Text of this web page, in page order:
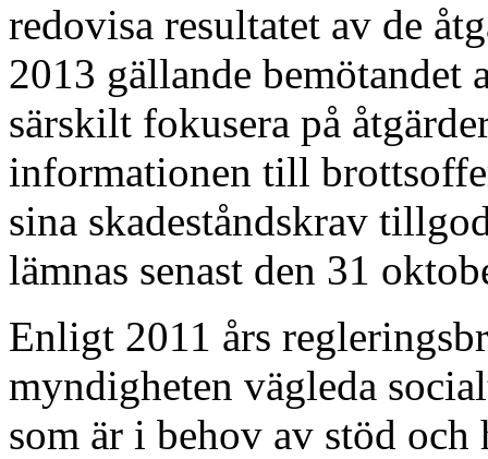
redovisa resultatet av de
2013 gällande bemötandet
särskilt fokusera på
informationen till
sina skadeståndskrav
lämnas senast den 31
Enligt 2011 års
myndigheten vägleda
som är i behov av stöd